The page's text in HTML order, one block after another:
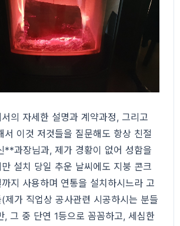
의 자세한 설명과 계약과정, 그리고
서 이것 저것들을 질문해도 항상 친절
**과장님과, 제가 경황이 없어 성함을
설치 당일 추운 날씨에도 지붕 콘크
지 사용하며 연통을 설치하시느라 고
제가 직업상 공사관련 시공하시는 분들
, 그 중 단연 1등으로 꼼꼼하고, 세심한